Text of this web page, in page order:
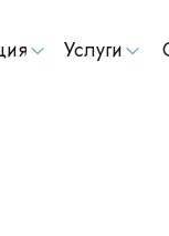
Услуги